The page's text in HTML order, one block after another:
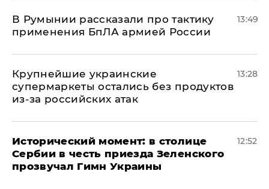
В Румынии рассказали про тактику
применения БпЛА армией России
13:49
Крупнейшие украинские
супермаркеты остались без продуктов
из-за российских атак
13:28
Исторический момент: в столице
Сербии в честь приезда Зеленского
прозвучал Гимн Украины
12:52